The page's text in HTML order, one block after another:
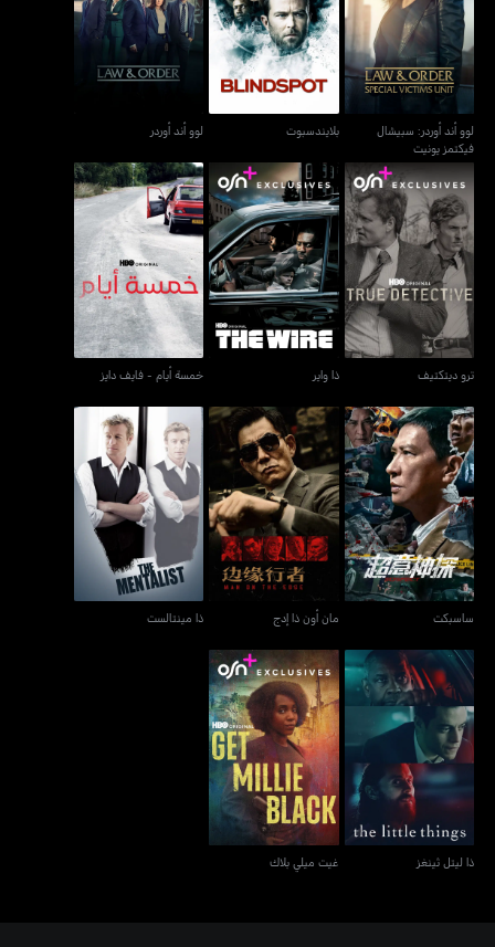
لوو أند أوردر: سبيشال
فيكتمز يونيت
لوو أند أوردر: سبيشال
فيكتمز يونيت
بلايندسبوت
بلايندسبوت
لوو أند أوردر
لوو أند أوردر
ترو ديتكتيف
ترو ديتكتيف
ذا واير
ذا واير
خمسة أيام - فايف دايز
خمسة أيام - فايف دايز
ساسبكت
ساسبكت
مان أون ذا إدج
مان أون ذا إدج
ذا مينتالست
ذا مينتالست
ذا ليتل ثينغز
ذا ليتل ثينغز
غيت ميلي بلاك
غيت ميلي بلاك